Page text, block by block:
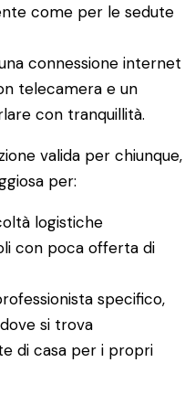
come per le sedute
connessione internet
telecamera e un
con tranquillità.
valida per chiunque,
per:
logistiche
con poca offerta di
specifico,
si trova
di casa per i propri